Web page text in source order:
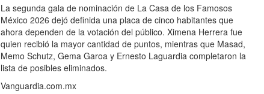
La segunda gala de nominación de La Casa de los Famosos
México 2026 dejó definida una placa de cinco habitantes que
ahora dependen de la votación del público. Ximena Herrera fue
quien recibió la mayor cantidad de puntos, mientras que Masad,
Memo Schutz, Gema Garoa y Ernesto Laguardia completaron la
lista de posibles eliminados.
Vanguardia.com.mx